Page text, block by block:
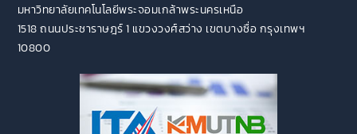
มหาวิทยาลัยเทคโนโลยีพระจอมเกล้าพระนครเหนือ
1518 ถนนประชาราษฎร์ 1 แขวงวงศ์สว่าง เขตบางซื่อ กรุงเทพฯ
10800